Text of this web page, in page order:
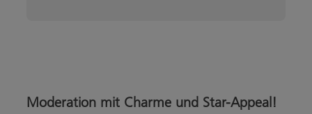
Moderation mit Charme und Star-Appeal!